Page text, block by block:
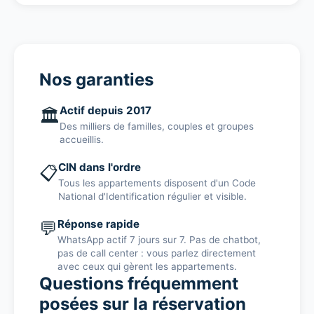
Nos garanties
🏛️Actif depuis 2017
Des milliers de familles, couples et groupes
accueillis.
📋CIN dans l'ordre
Tous les appartements disposent d'un Code
National d'Identification régulier et visible.
💬 Réponse rapide
WhatsApp actif 7 jours sur 7. Pas de chatbot,
pas de call center : vous parlez directement
avec ceux qui gèrent les appartements.
Questions fréquemment
posées sur la réservation